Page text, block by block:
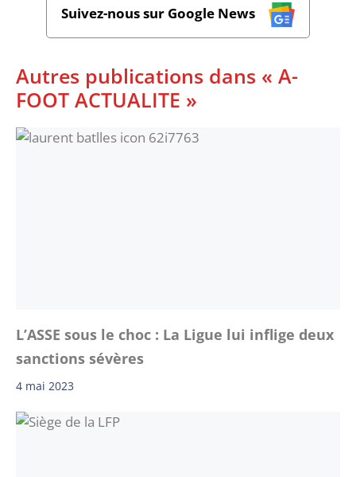
Suivez-nous sur Google News
Autres publications dans « A-
FOOT ACTUALITE »
L’ASSE sous le choc : La Ligue lui inflige deux
sanctions sévères
4 mai 2023